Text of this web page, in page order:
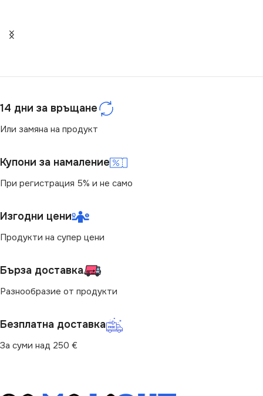
14 дни за връщане
Или замяна на продукт
Купони за намаление
При регистрация 5% и не само
Изгодни цени
Продукти на супер цени
Бърза доставка
Разнообразие от продукти
Безплатна доставка
За суми над 250 €